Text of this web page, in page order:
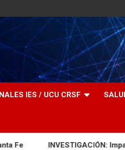
IES / UCU CRSF
Impacto